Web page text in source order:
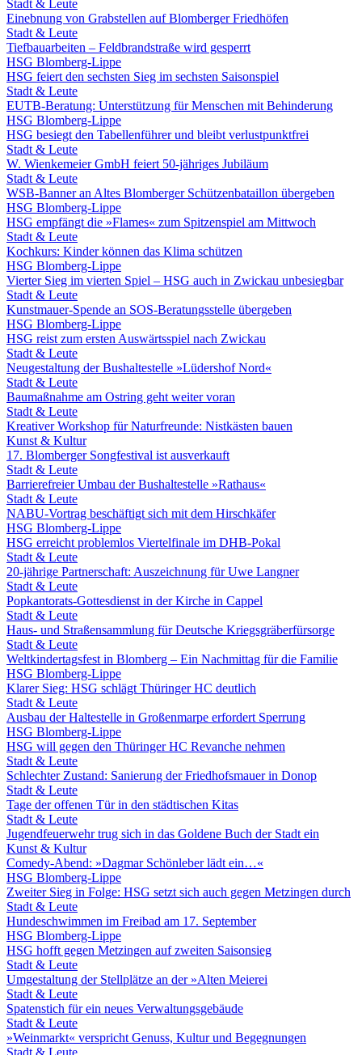
Stadt & Leute
Einebnung von Grabstellen auf Blomberger Friedhöfen
Stadt & Leute
Tiefbauarbeiten – Feldbrandstraße wird gesperrt
HSG Blomberg-Lippe
HSG feiert den sechsten Sieg im sechsten Saisonspiel
Stadt & Leute
EUTB-Beratung: Unterstützung für Menschen mit Behinderung
HSG Blomberg-Lippe
HSG besiegt den Tabellenführer und bleibt verlustpunktfrei
Stadt & Leute
W. Wienkemeier GmbH feiert 50-jähriges Jubiläum
Stadt & Leute
WSB-Banner an Altes Blomberger Schützenbataillon übergeben
HSG Blomberg-Lippe
HSG empfängt die »Flames« zum Spitzenspiel am Mittwoch
Stadt & Leute
Kochkurs: Kinder können das Klima schützen
HSG Blomberg-Lippe
Vierter Sieg im vierten Spiel – HSG auch in Zwickau unbesiegbar
Stadt & Leute
Kunstmauer-Spende an SOS-Beratungsstelle übergeben
HSG Blomberg-Lippe
HSG reist zum ersten Auswärtsspiel nach Zwickau
Stadt & Leute
Neugestaltung der Bushaltestelle »Lüdershof Nord«
Stadt & Leute
Baumaßnahme am Ostring geht weiter voran
Stadt & Leute
Kreativer Workshop für Naturfreunde: Nistkästen bauen
Kunst & Kultur
17. Blomberger Songfestival ist ausverkauft
Stadt & Leute
Barrierefreier Umbau der Bushaltestelle »Rathaus«
Stadt & Leute
NABU-Vortrag beschäftigt sich mit dem Hirschkäfer
HSG Blomberg-Lippe
HSG erreicht problemlos Viertelfinale im DHB-Pokal
Stadt & Leute
20-jährige Partnerschaft: Auszeichnung für Uwe Langner
Stadt & Leute
Popkantorats-Gottesdienst in der Kirche in Cappel
Stadt & Leute
Haus- und Straßensammlung für Deutsche Kriegsgräberfürsorge
Stadt & Leute
Weltkindertagsfest in Blomberg – Ein Nachmittag für die Familie
HSG Blomberg-Lippe
Klarer Sieg: HSG schlägt Thüringer HC deutlich
Stadt & Leute
Ausbau der Haltestelle in Großenmarpe erfordert Sperrung
HSG Blomberg-Lippe
HSG will gegen den Thüringer HC Revanche nehmen
Stadt & Leute
Schlechter Zustand: Sanierung der Friedhofsmauer in Donop
Stadt & Leute
Tage der offenen Tür in den städtischen Kitas
Stadt & Leute
Jugendfeuerwehr trug sich in das Goldene Buch der Stadt ein
Kunst & Kultur
Comedy-Abend: »Dagmar Schönleber lädt ein…«
HSG Blomberg-Lippe
Zweiter Sieg in Folge: HSG setzt sich auch gegen Metzingen durch
Stadt & Leute
Hundeschwimmen im Freibad am 17. September
HSG Blomberg-Lippe
HSG hofft gegen Metzingen auf zweiten Saisonsieg
Stadt & Leute
Umgestaltung der Stellplätze an der »Alten Meierei
Stadt & Leute
Spatenstich für ein neues Verwaltungsgebäude
Stadt & Leute
»Weinmarkt« verspricht Genuss, Kultur und Begegnungen
Stadt & Leute